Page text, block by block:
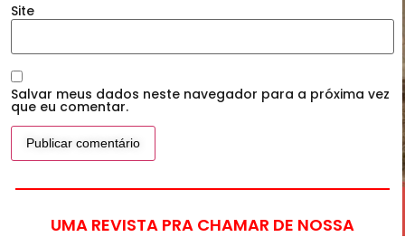
Site
Salvar meus dados neste navegador para a próxima vez
que eu comentar.
UMA REVISTA PRA CHAMAR DE NOSSA